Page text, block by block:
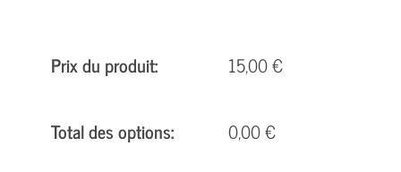
Prix du produit: 15,00€
Total des options: 0,00€